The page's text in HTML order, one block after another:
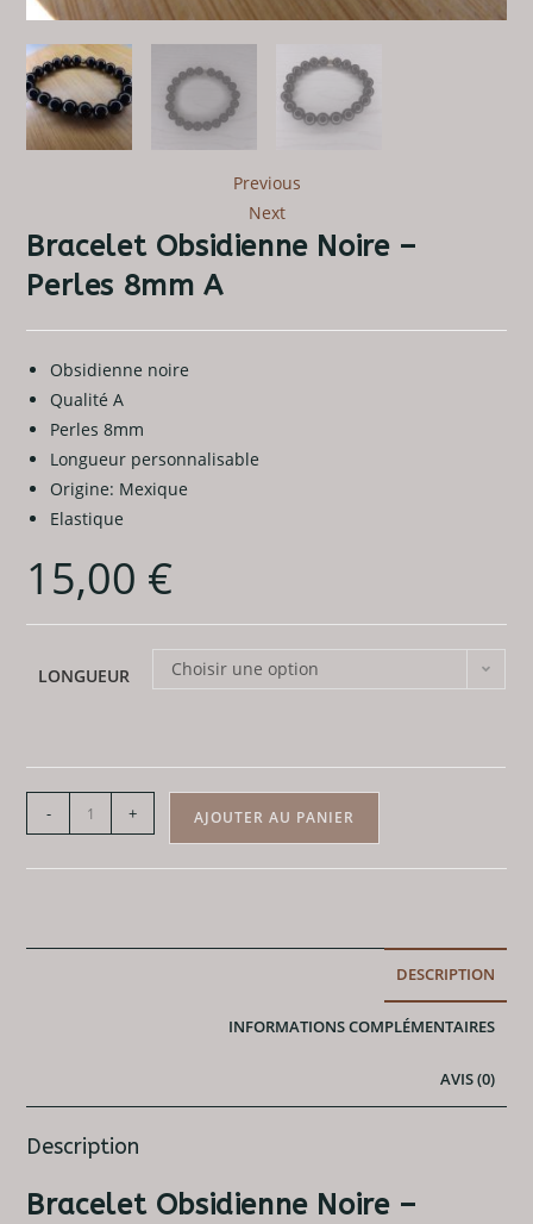
Previous
Next
Bracelet Obsidienne Noire –
Perles 8mm A
Obsidienne noire
Qualité A
Perles 8mm
Longueur personnalisable
Origine: Mexique
Elastique
15,00 €
LONGUEUR Choisir une option
quantité
de
Bracelet
-
- + AJOUTER AU PANIER
DESCRIPTION
INFORMATIONS COMPLÉMENTAIRES
AVIS (0)
Description
Bracelet Obsidienne Noire –